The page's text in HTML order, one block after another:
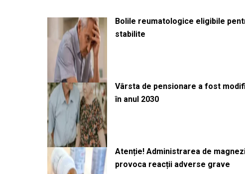
Bolile reumatologice eligibile
stabilite
Vârsta de pensionare a fost
în anul 2030
Atenție! Administrarea de
provoca reacții adverse grave